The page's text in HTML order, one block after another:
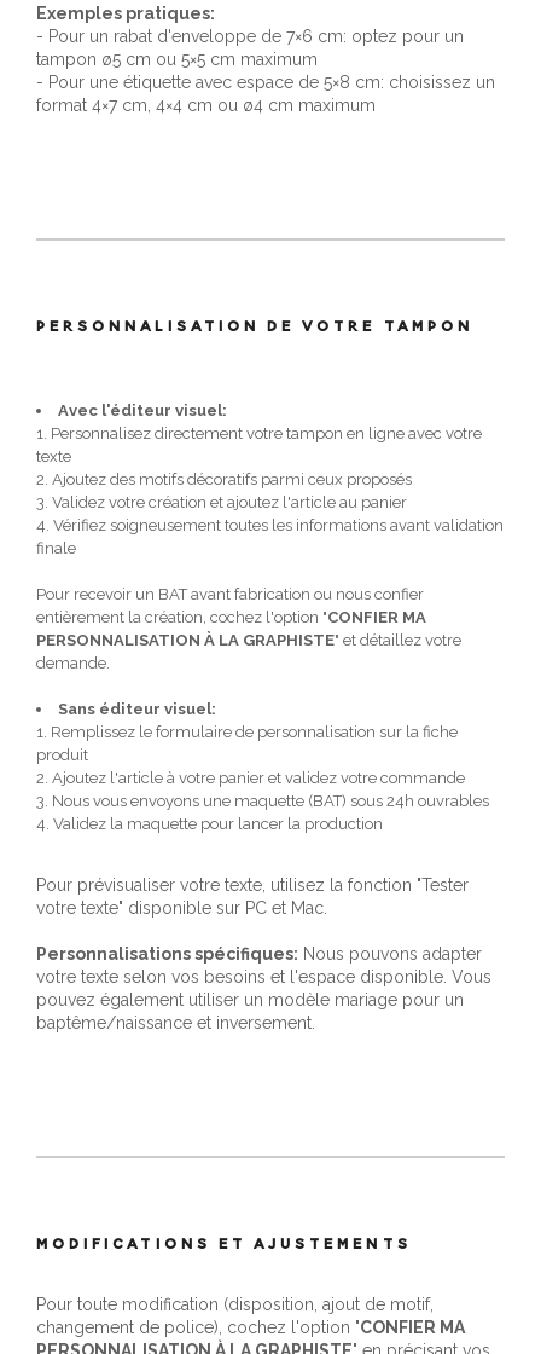
Exemples pratiques:
- Pour un rabat d'enveloppe de 7×6 cm: optez pour un
tampon ø5 cm ou 5×5 cm maximum
- Pour une étiquette avec espace de 5×8 cm: choisissez un
format 4×7 cm, 4×4 cm ou ø4 cm maximum
PERSONNALISATION DE VOTRE TAMPON
Avec l'éditeur visuel:
1. Personnalisez directement votre tampon en ligne avec votre
texte
2. Ajoutez des motifs décoratifs parmi ceux proposés
3. Validez votre création et ajoutez l'article au panier
4. Vérifiez soigneusement toutes les informations avant validation
finale
Pour recevoir un BAT avant fabrication ou nous confier
entièrement la création, cochez l'option "CONFIER MA
PERSONNALISATION À LA GRAPHISTE" et détaillez votre
demande.
Sans éditeur visuel:
1. Remplissez le formulaire de personnalisation sur la fiche
produit
2. Ajoutez l'article à votre panier et validez votre commande
3. Nous vous envoyons une maquette (BAT) sous 24h ouvrables
4. Validez la maquette pour lancer la production
Pour prévisualiser votre texte, utilisez la fonction "Tester
votre texte" disponible sur PC et Mac.
Personnalisations spécifiques: Nous pouvons adapter
votre texte selon vos besoins et l'espace disponible. Vous
pouvez également utiliser un modèle mariage pour un
baptême/naissance et inversement.
MODIFICATIONS ET AJUSTEMENTS
Pour toute modification (disposition, ajout de motif,
changement de police), cochez l'option "CONFIER MA
PERSONNALISATION À LA GRAPHISTE" en précisant vos